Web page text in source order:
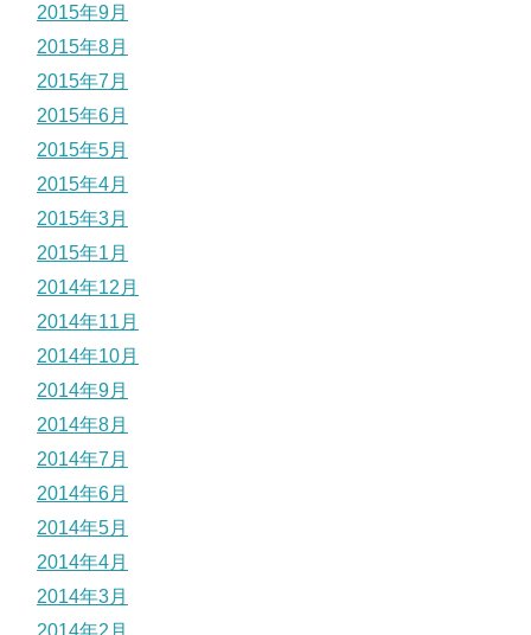
2015年9月
2015年8月
2015年7月
2015年6月
2015年5月
2015年4月
2015年3月
2015年1月
2014年12月
2014年11月
2014年10月
2014年9月
2014年8月
2014年7月
2014年6月
2014年5月
2014年4月
2014年3月
2014年2月